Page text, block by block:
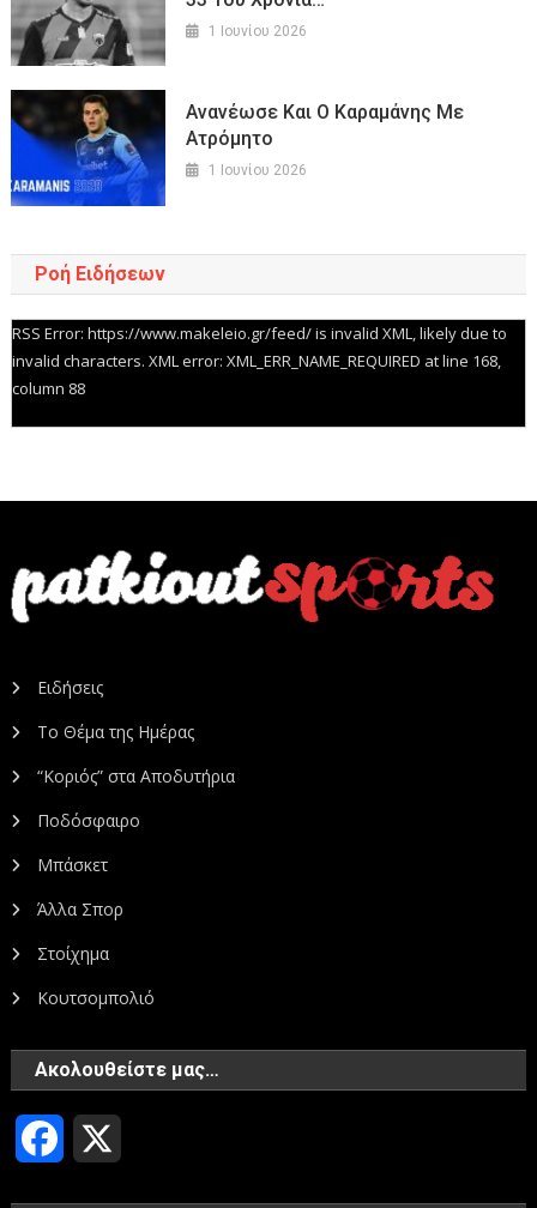
1 Ιουνίου 2026
Ανανέωσε Και Ο Καραμάνης Με
Ατρόμητο
1 Ιουνίου 2026
Ροή Ειδήσεων
RSS Error: https://www.makeleio.gr/feed/ is invalid XML, likely due to
invalid characters. XML error: XML_ERR_NAME_REQUIRED at line 168,
column 88
Ειδήσεις
Το Θέμα της Ημέρας
“Κοριός” στα Αποδυτήρια
Ποδόσφαιρο
Μπάσκετ
Άλλα Σπορ
Στοίχημα
Κουτσομπολιό
Ακολουθείστε μας…
Facebook